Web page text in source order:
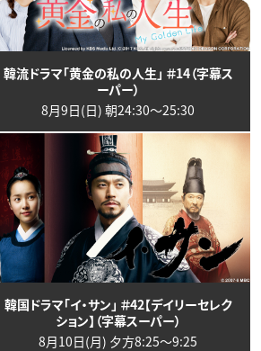
韓流ドラマ「黄金の私の人生」 ＃14（字幕ス
ーパー）
8月9日(日) 朝24:30〜25:30
韓国ドラマ「イ・サン」 ＃42【デイリーセレク
ション】（字幕スーパー）
8月10日(月) 夕方8:25〜9:25